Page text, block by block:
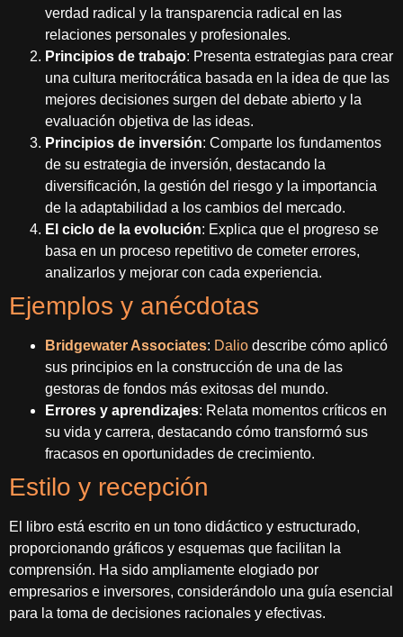
verdad radical y la transparencia radical en las
relaciones personales y profesionales.
Principios de trabajo: Presenta estrategias para crear
una cultura meritocrática basada en la idea de que las
mejores decisiones surgen del debate abierto y la
evaluación objetiva de las ideas.
Principios de inversión: Comparte los fundamentos
de su estrategia de inversión, destacando la
diversificación, la gestión del riesgo y la importancia
de la adaptabilidad a los cambios del mercado.
El ciclo de la evolución: Explica que el progreso se
basa en un proceso repetitivo de cometer errores,
analizarlos y mejorar con cada experiencia.
Ejemplos y anécdotas
Bridgewater Associates: Dalio describe cómo aplicó
sus principios en la construcción de una de las
gestoras de fondos más exitosas del mundo.
Errores y aprendizajes: Relata momentos críticos en
su vida y carrera, destacando cómo transformó sus
fracasos en oportunidades de crecimiento.
Estilo y recepción
El libro está escrito en un tono didáctico y estructurado,
proporcionando gráficos y esquemas que facilitan la
comprensión. Ha sido ampliamente elogiado por
empresarios e inversores, considerándolo una guía esencial
para la toma de decisiones racionales y efectivas.